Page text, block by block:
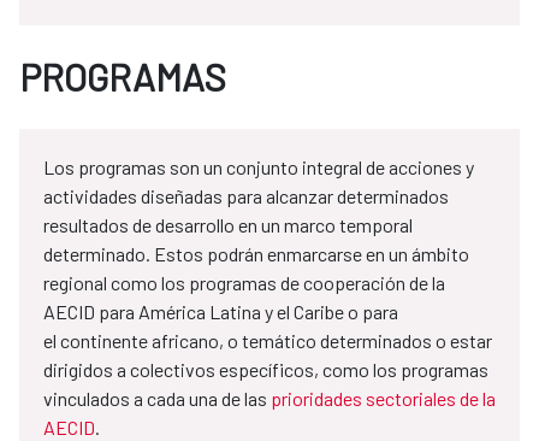
PROGRAMAS
Los programas son un conjunto integral de acciones y
actividades diseñadas para alcanzar determinados
resultados de desarrollo en un marco temporal
determinado. Estos podrán enmarcarse en un ámbito
regional como los programas de cooperación de la
AECID para América Latina y el Caribe o para
el continente africano, o temático determinados o estar
dirigidos a colectivos específicos, como los programas
vinculados a cada una de las prioridades sectoriales de la
AECID.